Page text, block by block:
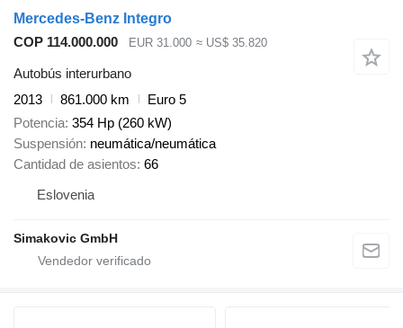
Mercedes-Benz Integro
COP 114.000.000
EUR 31.000 ≈ US$ 35.820
Autobús interurbano
2013
861.000 km
Euro 5
Potencia 354 Hp (260 kW)
Suspensión neumática/neumática
Cantidad de asientos 66
Eslovenia
Simakovic GmbH